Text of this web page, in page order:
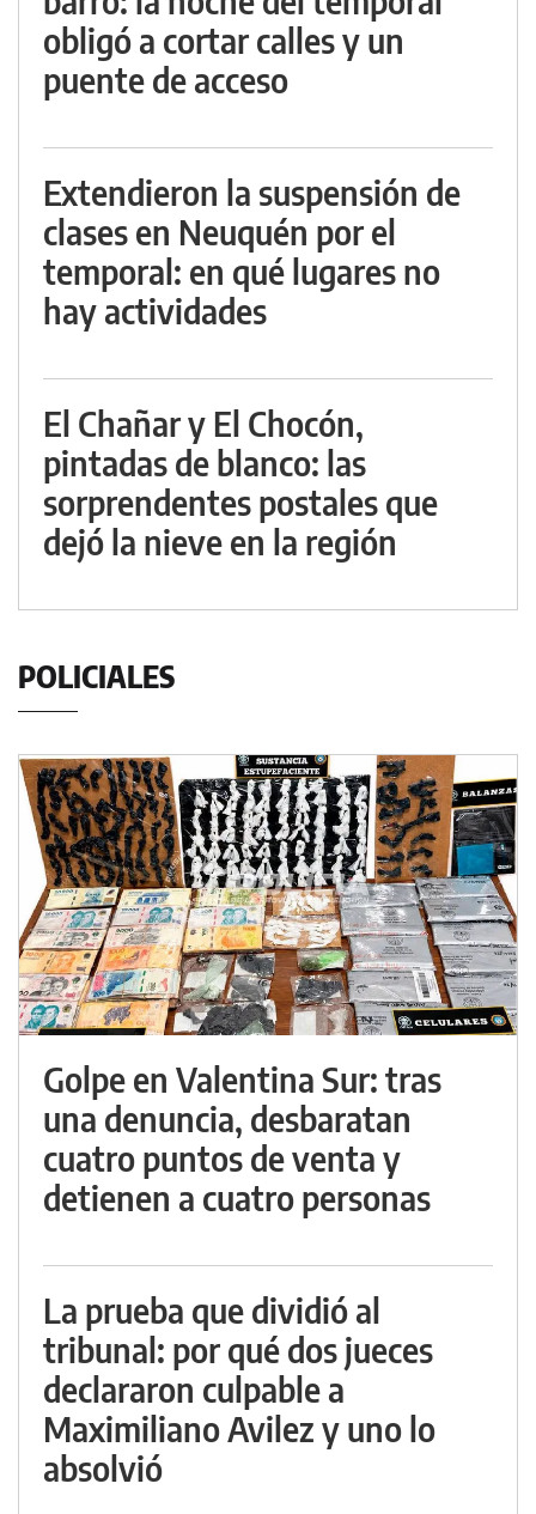
obligó a cortar calles y un
puente de acceso
Extendieron la suspensión de
clases en Neuquén por el
temporal: en qué lugares no
hay actividades
El Chañar y El Chocón,
pintadas de blanco: las
sorprendentes postales que
dejó la nieve en la región
POLICIALES
Golpe en Valentina Sur: tras
una denuncia, desbaratan
cuatro puntos de venta y
detienen a cuatro personas
La prueba que dividió al
tribunal: por qué dos jueces
declararon culpable a
Maximiliano Avilez y uno lo
absolvió